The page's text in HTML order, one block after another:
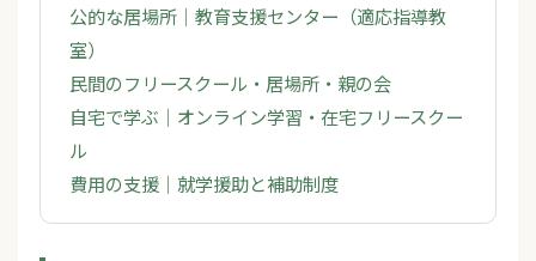
公的な居場所｜教育支援センター（適応指導教
室）
民間のフリースクール・居場所・親の会
自宅で学ぶ｜オンライン学習・在宅フリースクー
ル
費用の支援｜就学援助と補助制度